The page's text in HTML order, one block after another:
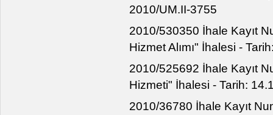
2010/UM.II-3755
2010/530350 İhale Kayıt
Hizmet Alımı" İhalesi -
2010/525692 İhale Kayıt
Hizmeti" İhalesi - Tarih:
2010/36780 İhale Kayıt